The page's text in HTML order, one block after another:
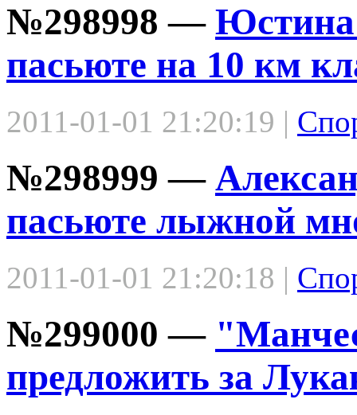
№298998 — Юстина
пасьюте на 10 км
2011-01-01 21:20:19 |
№298999 —
пасьюте лыжной
2011-01-01 21:20:18 |
№299000 —
предложить за